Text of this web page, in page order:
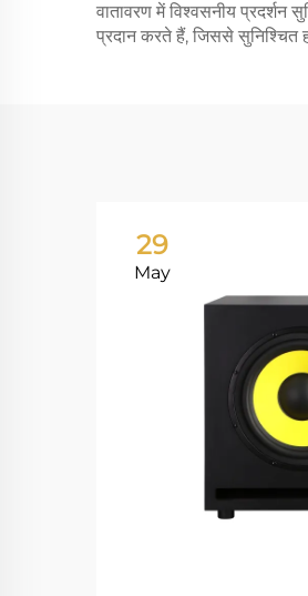
वातावरण में विश्वसनीय प्रदर्शन
प्रदान करते हैं, जिससे सुनिश्चित
29
May